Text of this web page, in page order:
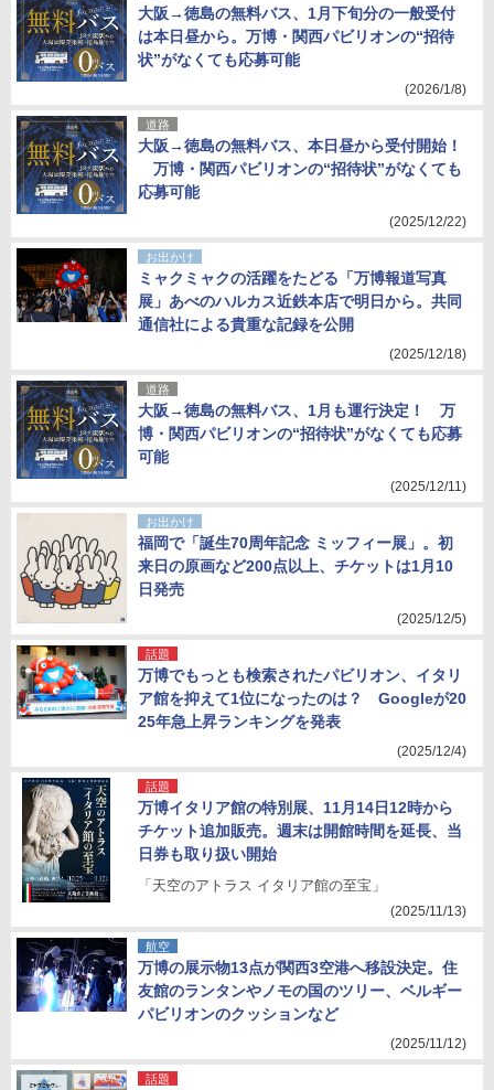
大阪→徳島の無料バス、1月下旬分の一般受付
は本日昼から。万博・関西パビリオンの“招待
状”がなくても応募可能
(2026/1/8)
道路
大阪→徳島の無料バス、本日昼から受付開始！
万博・関西パビリオンの“招待状”がなくても
応募可能
(2025/12/22)
お出かけ
ミャクミャクの活躍をたどる「万博報道写真
展」あべのハルカス近鉄本店で明日から。共同
通信社による貴重な記録を公開
(2025/12/18)
道路
大阪→徳島の無料バス、1月も運行決定！ 万
博・関西パビリオンの“招待状”がなくても応募
可能
(2025/12/11)
お出かけ
福岡で「誕生70周年記念 ミッフィー展」。初
来日の原画など200点以上、チケットは1月10
日発売
(2025/12/5)
話題
万博でもっとも検索されたパビリオン、イタリ
ア館を抑えて1位になったのは？ Googleが20
25年急上昇ランキングを発表
(2025/12/4)
話題
万博イタリア館の特別展、11月14日12時から
チケット追加販売。週末は開館時間を延長、当
日券も取り扱い開始
「天空のアトラス イタリア館の至宝」
(2025/11/13)
航空
万博の展示物13点が関西3空港へ移設決定。住
友館のランタンやノモの国のツリー、ベルギー
パビリオンのクッションなど
(2025/11/12)
話題